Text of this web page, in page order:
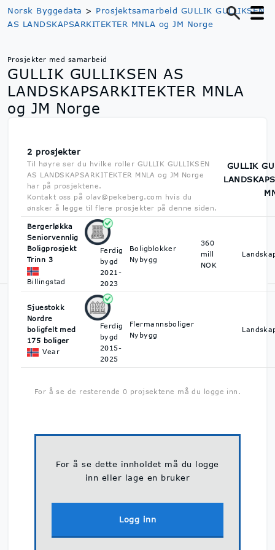
Norsk Byggedata > Prosjektsamarbeid GULLIK GULLIKSEN
AS LANDSKAPSARKITEKTER MNLA og JM Norge
Prosjekter med samarbeid
GULLIK GULLIKSEN AS
LANDSKAPSARKITEKTER MNLA
og JM Norge
2 prosjekter
Til høyre ser du hvilke roller GULLIK GULLIKSEN
AS LANDSKAPSARKITEKTER MNLA og JM Norge
har på prosjektene.
Kontakt oss på olav@pekeberg.com hvis du
ønsker å legge til flere prosjekter på denne siden.
GULLIK
Bergerløkka
Seniorvennlig
Boligprosjekt
Trinn 3
Billingstad
Ferdig
bygd
2021-
2023
Boligblokker
Nybygg
360
mill
NOK
Sjuestokk
Nordre
boligfelt med
175 boliger
Vear
Ferdig
bygd
2015-
2025
Flermannsboliger
Nybygg
For å se de resterende 0 projsektene må du logge inn.
For å se dette innholdet må du logge
inn eller lage en bruker
Logg inn
Norsk Byggedata er Norges største prosjektdatabase med
oversikt over byggeprosjekter. Vi hjelper deg å finne ut hva som
skal bygges, når det skal bygges og hvem du kan kontakte på
byggeprosjektene.Personvern & GDPR